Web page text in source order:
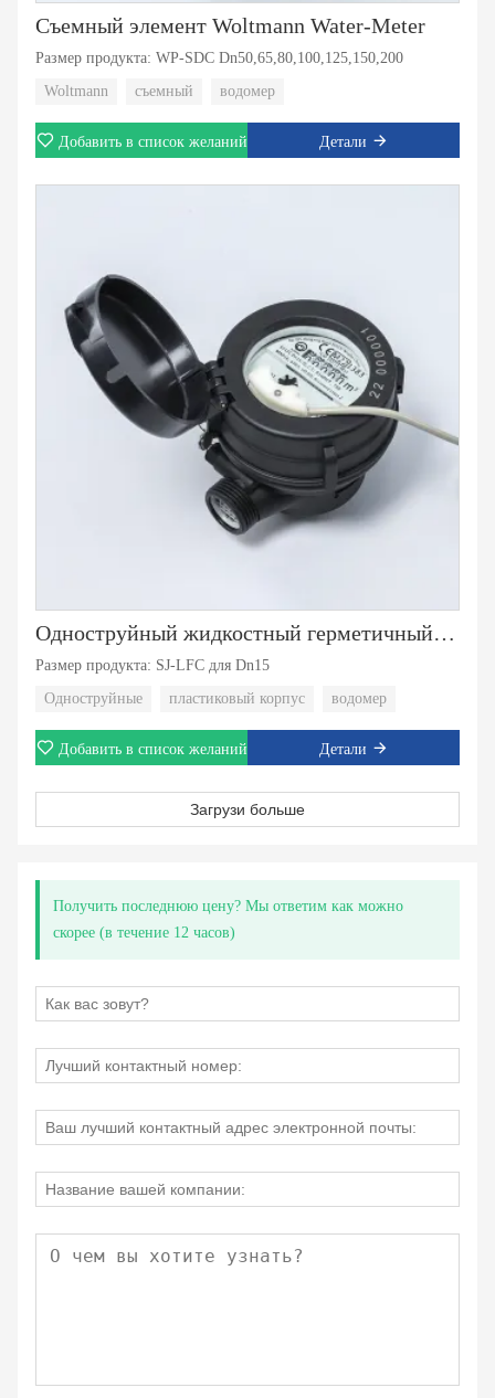
Съемный элемент Woltmann Water-Meter
Размер продукта: WP-SDC Dn50,65,80,100,125,150,200
Woltmann
съемный водомер
Добавить в список желаний Детали
Одноструйный жидкостный герметичный пластиковый счетчик воды
Размер продукта: SJ-LFC для Dn15
Одноструйные
пластиковый корпус водомер
Добавить в список желаний Детали
Загрузи больше
Получить последнюю цену? Мы ответим как можно
скорее (в течение 12 часов)